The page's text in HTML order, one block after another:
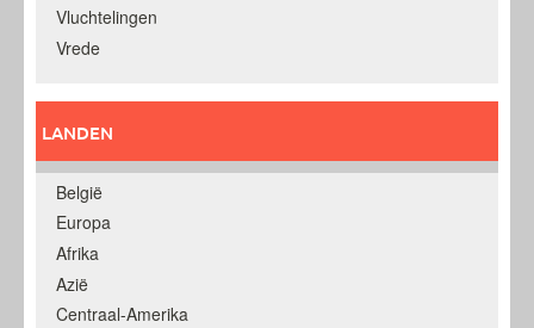
Vluchtelingen
Vrede
LANDEN
België
Europa
Afrika
Azië
Centraal-Amerika